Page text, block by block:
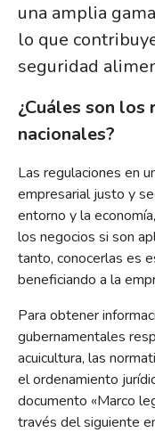
una amplia
lo que
seguridad
¿Cuáles son
nacionales?
Las regulaciones en
empresarial justo y
entorno y la
los negocios si son
tanto, conocerlas es
beneficiando a la
Para obtener
gubernamentales
acuicultura, las
el ordenamiento
documento «Marco
través del siguiente